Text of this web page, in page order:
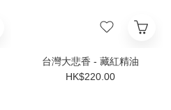
台灣大悲香 - 藏紅精油
HK$220.00